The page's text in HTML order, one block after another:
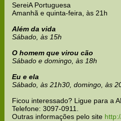
SereiA Portuguesa
Amanhã e quinta-feira, às 21h
Além da vida
Sábado, às 15h
O homem que virou cão
Sábado e domingo, às 18h
Eu e ela
Sábado, às 21h30, domingo, às
Ficou interessado? Ligue para a
Telefone: 3097-0911.
Outras informações pelo site